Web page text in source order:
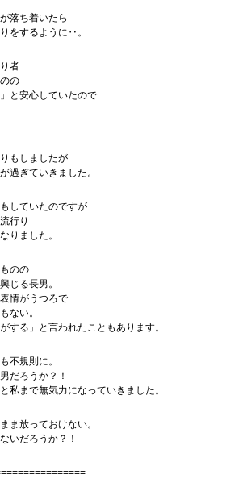
落ち着いたら
をするように‥。
者
の
と安心していたので
もしましたが
過ぎていきました。
していたのですが
行り
りました。
のの
じる長男。
情がうつろで
ない。
する」と言われたこともあります。
不規則に。
だろうか？！
私まで無気力になっていきました。
ま放っておけない。
いだろうか？！